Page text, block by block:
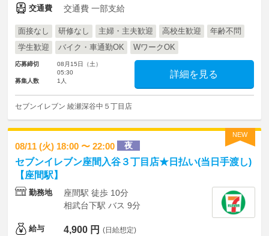
交通費 交通費 一部支給
面接なし 研修なし 主婦・主夫歓迎 高校生歓迎
年齢不問
学生歓迎
バイク・車通勤OK WワークOK
応募締切
08月15日（土）
05:30
募集人数
1人
詳細を見る
セブンイレブン 綾瀬深谷中５丁目店
NEW
08/11 (火) 18:00 〜 22:00 夜
セブンイレブン座間入谷３丁目店★日払い(当日手渡し)
【座間駅】
勤務地
座間駅 徒歩 10分
相武台下駅 バス 9分
給与 4,900 円 (日給想定)